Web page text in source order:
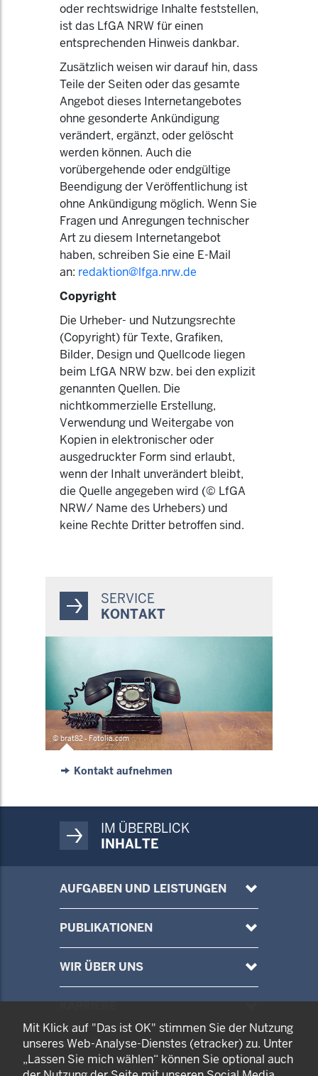
oder rechtswidrige Inhalte feststellen,
ist das LfGA NRW für einen
entsprechenden Hinweis dankbar.
Zusätzlich weisen wir darauf hin, dass
Teile der Seiten oder das gesamte
Angebot dieses Internetangebotes
ohne gesonderte Ankündigung
verändert, ergänzt, oder gelöscht
werden können. Auch die
vorübergehende oder endgültige
Beendigung der Veröffentlichung ist
ohne Ankündigung möglich. Wenn Sie
Fragen und Anregungen technischer
Art zu diesem Internetangebot
haben, schreiben Sie eine E-Mail
an: redaktion@lfga.nrw.de
Copyright
Die Urheber- und Nutzungsrechte
(Copyright) für Texte, Grafiken,
Bilder, Design und Quellcode liegen
beim LfGA NRW bzw. bei den explizit
genannten Quellen. Die
nichtkommerzielle Erstellung,
Verwendung und Weitergabe von
Kopien in elektronischer oder
ausgedruckter Form sind erlaubt,
wenn der Inhalt unverändert bleibt,
die Quelle angegeben wird (© LfGA
NRW/ Name des Urhebers) und
keine Rechte Dritter betroffen sind.
SERVICE
KONTAKT
© brat82 - Fotolia.com
Kontakt aufnehmen
IM ÜBERBLICK
INHALTE
AUFGABEN UND LEISTUNGEN
PUBLIKATIONEN
WIR ÜBER UNS
KARRIERE
ANTRÄGE
ZUR ZUR
Mit Klick auf "Das ist OK" stimmen Sie der Nutzung
unseres Web-Analyse-Dienstes (etracker) zu. Unter
„Lassen Sie mich wählen“ können Sie optional auch